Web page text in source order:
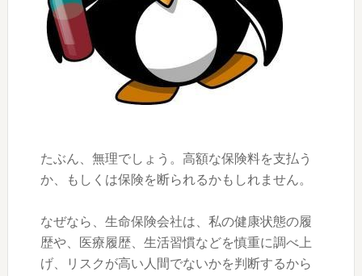
たぶん、無理でしょう。高額な保険料を支払う
か、もしくは保険を断られるかもしれません。
なぜなら、生命保険会社は、私の健康状態の履
歴や、医療履歴、生活習慣などを慎重に調べ上
げ、リスクが高い人間でないかを判断するから